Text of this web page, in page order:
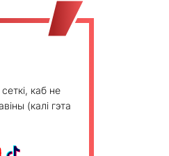
каб не
(калі гэта